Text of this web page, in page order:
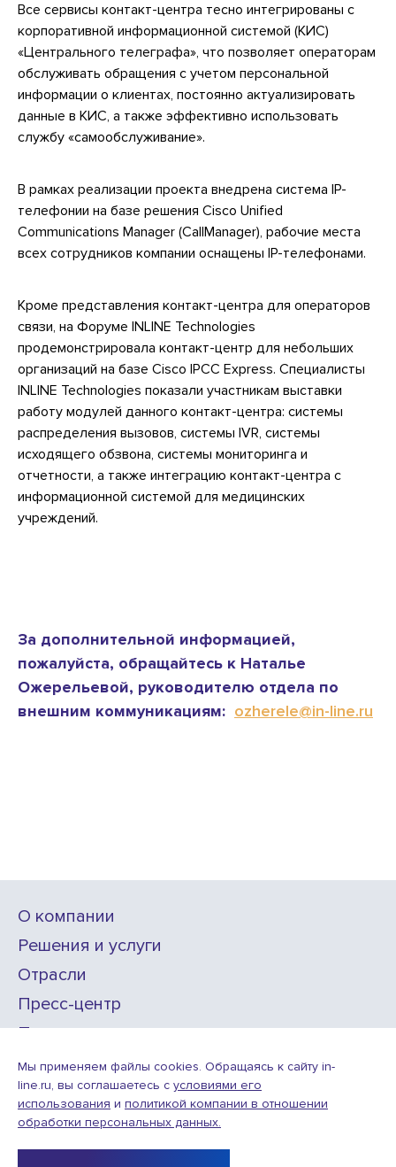
Все сервисы контакт-центра тесно интегрированы с
корпоративной информационной системой (КИС)
«Центрального телеграфа», что позволяет операторам
обслуживать обращения с учетом персональной
информации о клиентах, постоянно актуализировать
данные в КИС, а также эффективно использовать
службу «самообслуживание».
В рамках реализации проекта внедрена система IP-
телефонии на базе решения Cisco Unified
Communications Manager (CallManager), рабочие места
всех сотрудников компании оснащены IP-телефонами.
Кроме представления контакт-центра для операторов
связи, на Форуме INLINE Technologies
продемонстрировала контакт-центр для небольших
организаций на базе Cisco IPCC Express. Специалисты
INLINE Technologies показали участникам выставки
работу модулей данного контакт-центра: системы
распределения вызовов, системы IVR, системы
исходящего обзвона, системы мониторинга и
отчетности, а также интеграцию контакт-центра с
информационной системой для медицинских
учреждений.
За дополнительной информацией,
пожалуйста, обращайтесь к Наталье
Ожерельевой, руководителю отдела по
внешним коммуникациям: ozherele@in-line.ru
О компании
Решения и услуги
Отрасли
Пресс-центр
Проекты
Карьера
ИТ-аккредитация
Условия использования веб-сайта
Мы применяем файлы cookies. Обращаясь к сайту in-
line.ru, вы соглашаетесь с условиями его
использования и политикой компании в отношении
обработки персональных данных.